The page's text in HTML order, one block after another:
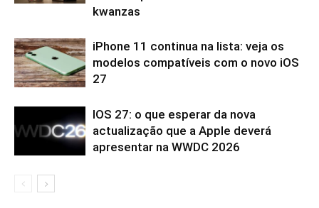
kwanzas
iPhone 11 continua na lista: veja os
modelos compatíveis com o novo iOS
27
IOS 27: o que esperar da nova
actualização que a Apple deverá
apresentar na WWDC 2026